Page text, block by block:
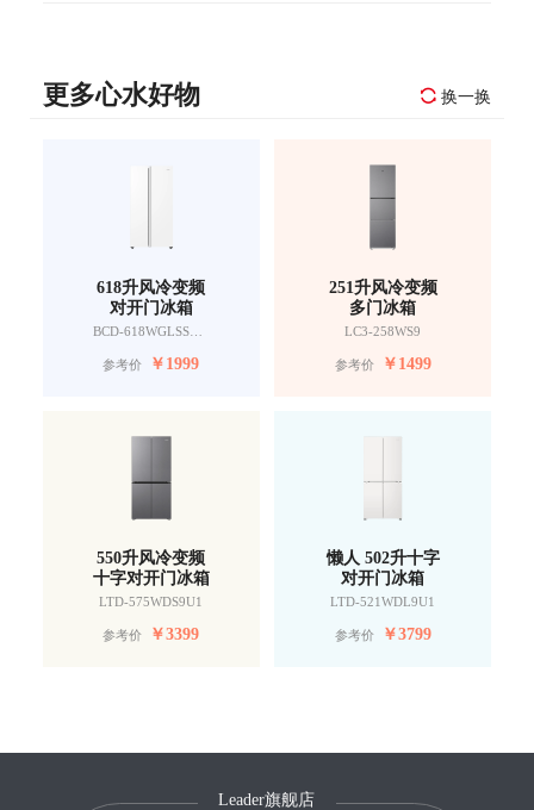
更多心水好物 换一换
618升风冷变频
对开门冰箱
BCD-618WGLSSEDW9
参考价 ￥1999
251升风冷变频
多门冰箱
LC3-258WS9
参考价 ￥1499
550升风冷变频
十字对开门冰箱
LTD-575WDS9U1
参考价 ￥3399
懒人 502升十字
对开门冰箱
LTD-521WDL9U1
参考价 ￥3799
Leader旗舰店